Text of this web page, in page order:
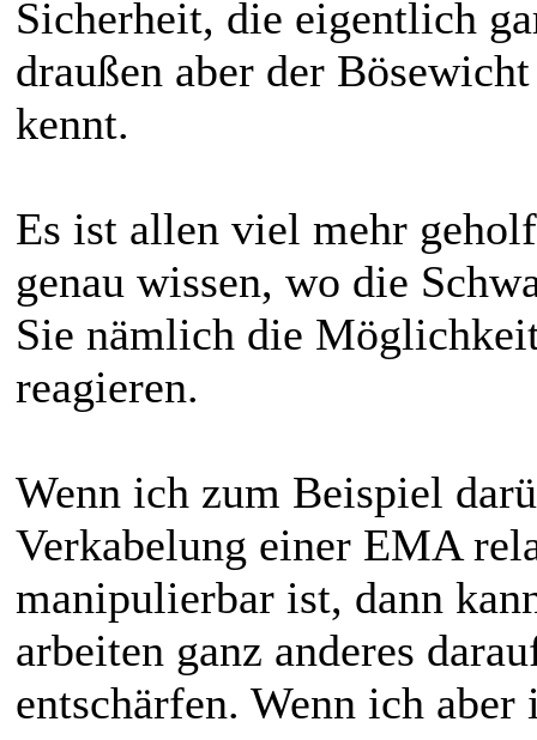
Sicherheit, die eigentlich
draußen aber der
kennt.
Es ist allen viel mehr
genau wissen, wo die
Sie nämlich die
reagieren.
Wenn ich zum Beispiel
Verkabelung einer EMA
manipulierbar ist, dann
arbeiten ganz anderes
entschärfen. Wenn ich